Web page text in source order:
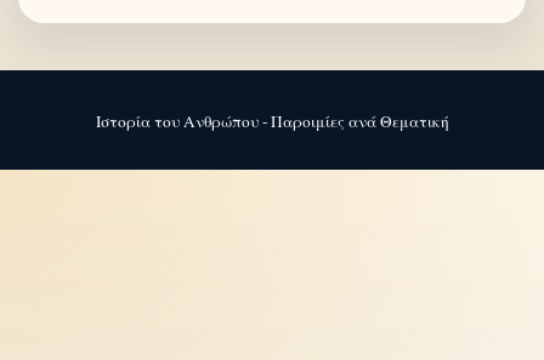
Ιστορία του Ανθρώπου - Παροιμίες ανά Θεματική